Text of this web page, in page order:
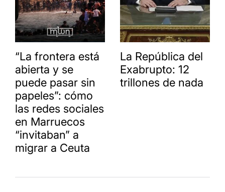
“La frontera está
abierta y se
puede pasar sin
papeles”: cómo
las redes sociales
en Marruecos
“invitaban” a
migrar a Ceuta
La República del
Exabrupto: 12
trillones de nada